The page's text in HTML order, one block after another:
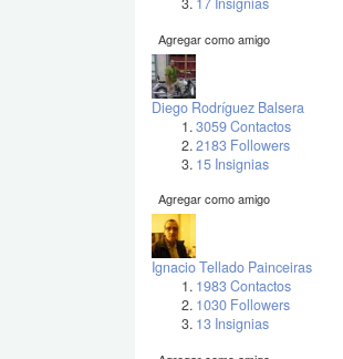
Agregar como amigo
Diego Rodríguez Balsera
3059 Contactos
2183 Followers
15 Insignias
Agregar como amigo
Ignacio Tellado Painceiras
1983 Contactos
1030 Followers
13 Insignias